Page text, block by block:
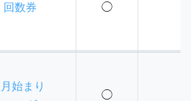
回数券 ◯
始まり
◯